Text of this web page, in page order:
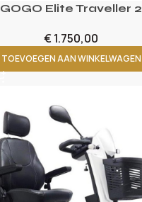
GOGO Elite Traveller 2
€ 1.750,00
TOEVOEGEN AAN WINKELWAGEN